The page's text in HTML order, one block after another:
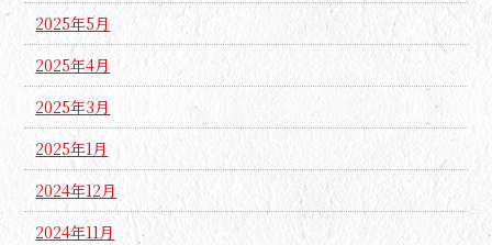
2025年5月
2025年4月
2025年3月
2025年1月
2024年12月
2024年11月